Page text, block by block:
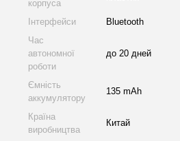
корпуса
Інтерфейси
Bluetooth
Час
автономної
роботи
до 20 дней
Ємність
аккумулятору
135 mAh
Країна
виробництва
Китай